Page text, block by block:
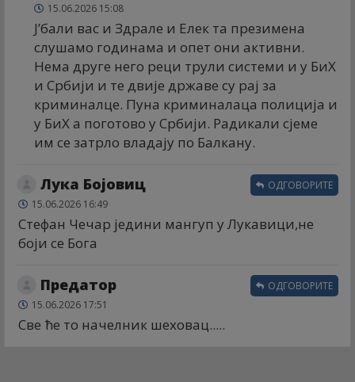
15.06.2026 15:08
Ј’бали вас и Здрале и Елек та презимена
слушамо годинама и опет они активни.
Нема друге него реци трули системи и у БиХ
и Србији и те двије државе су рај за
криминалце. Пуна криминалаца полиција и
у БиХ а поготово у Србији. Радикали сјеме
им се затрло владају по Балкану.
Лука Бојовиц
15.06.2026 16:49
Стефан Чечар једини мангуп у Лукавици,не
боји се Бога
ОДГОВОРИТЕ
Предатор
15.06.2026 17:51
Све ће то начелник шеховац.....
ОДГОВОРИТЕ